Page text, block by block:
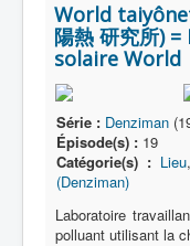
World
陽熱 研究所)
solaire World
Série : Denziman
Épisode(s) : 19
Catégorie(s) : Lieu,
(Denziman)
Laboratoire
polluant utilisant la